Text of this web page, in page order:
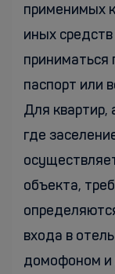
применимых
иных
приниматься
паспорт или
Для квартир,
где
объекта,
входа в
домофоном и